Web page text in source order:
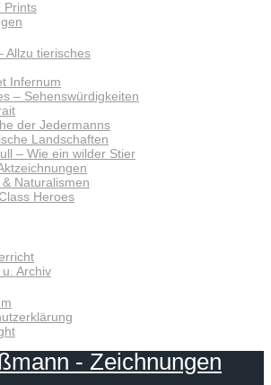
Prints
Allzu tierisches
Infernum
– Sehenswürdigkeiten
der Jedermanns
Landschaften
– Wie ein wilder Stier
Naturalismen
Heroes
Archiv
- Zeichnungen